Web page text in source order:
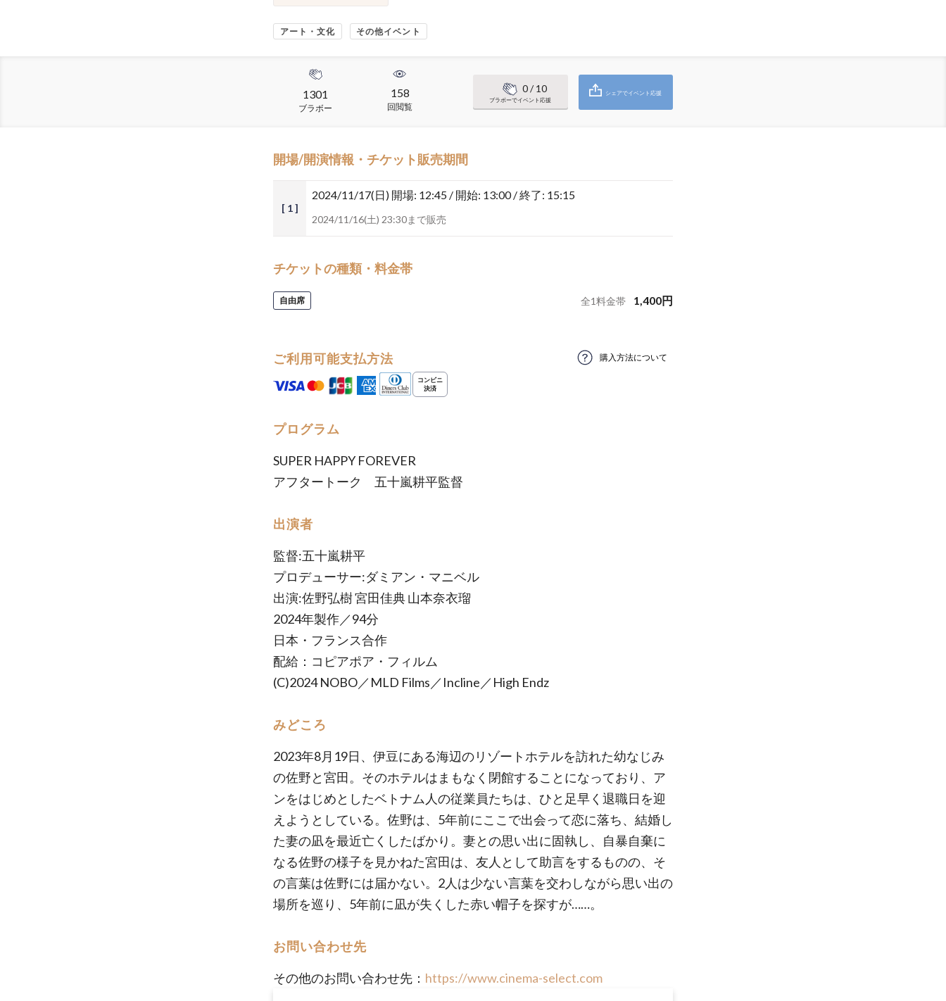
アート・文化 その他イベント
1301
ブラボー
158
回閲覧
0/ 10
ブラボーでイベント応援
シェアでイベント応援
開場/開演情報・チケット販売期間
[ 1 ]
2024/11/17(日) 開場: 12:45 / 開始: 13:00 / 終了: 15:15
2024/11/16(土) 23:30まで販売
チケットの種類・料金帯
自由席 全1料金帯 1,400円
ご利用可能支払方法 購入方法について
プログラム
SUPER HAPPY FOREVER
アフタートーク 五十嵐耕平監督
出演者
監督:五十嵐耕平
プロデューサー:ダミアン・マニベル
出演:佐野弘樹 宮田佳典 山本奈衣瑠
2024年製作／94分
日本・フランス合作
配給：コピアポア・フィルム
(C)2024 NOBO／MLD Films／Incline／High Endz
みどころ
2023年8月19日、伊豆にある海辺のリゾートホテルを訪れた幼なじみ
の佐野と宮田。そのホテルはまもなく閉館することになっており、ア
ンをはじめとしたベトナム人の従業員たちは、ひと足早く退職日を迎
えようとしている。佐野は、5年前にここで出会って恋に落ち、結婚し
た妻の凪を最近亡くしたばかり。妻との思い出に固執し、自暴自棄に
なる佐野の様子を見かねた宮田は、友人として助言をするものの、そ
の言葉は佐野には届かない。2人は少ない言葉を交わしながら思い出の
場所を巡り、5年前に凪が失くした赤い帽子を探すが……。
お問い合わせ先
その他のお問い合わせ先： https://www.cinema-select.com